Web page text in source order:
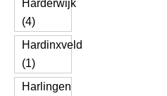
Harderwijk
(4)
Hardinxveld
(1)
Harlingen